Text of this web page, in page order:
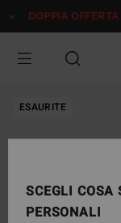
alle
prodotto
DOPPIA OFFERTA
ESAURITE
SCEGLI COSA
PERSONALI